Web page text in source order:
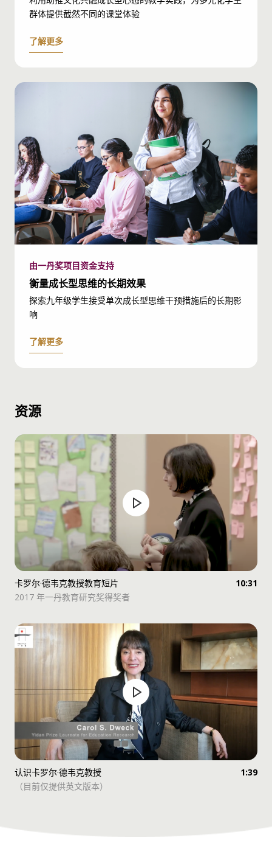
群体提供截然不同的课堂体验
了解更多
由一丹奖项目资金支持
衡量成长型思维的长期效果
探索九年级学生接受单次成长型思维干预措施后的长期影
响
了解更多
资源
卡罗尔·德韦克教授教育短片
10:31
2017 年一丹教育研究奖得奖者
认识卡罗尔·德韦克教授
1:39
（目前仅提供英文版本）